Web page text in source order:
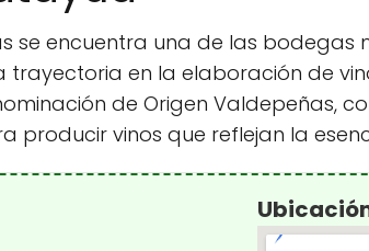
se encuentra una de las
trayectoria en la elaboración de
de Origen Valdepeñas,
producir vinos que reflejan la